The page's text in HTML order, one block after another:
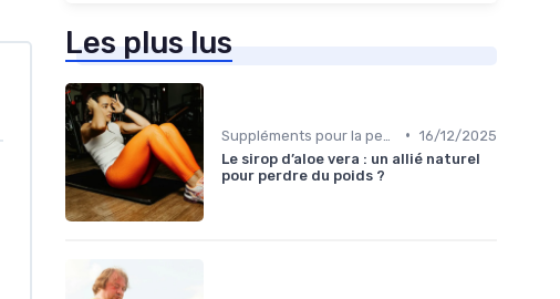
Les plus lus
• 16/12/2025
Le sirop d’aloe vera : un allié naturel
pour perdre du poids ?